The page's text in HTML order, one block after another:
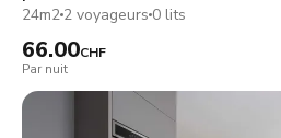
24m2 2 voyageurs 0 lits
66.00CHF
Par nuit